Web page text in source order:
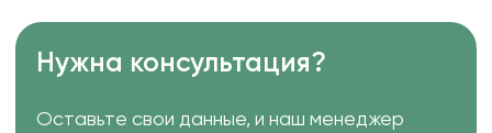
Нужна консультация?
Оставьте свои данные, и наш менеджер